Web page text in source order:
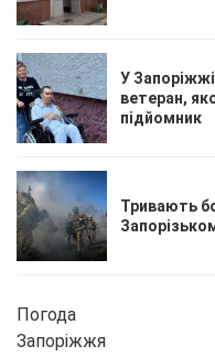
У
ветеран,
підйомник
Тривають
Погода
Запоріжжя